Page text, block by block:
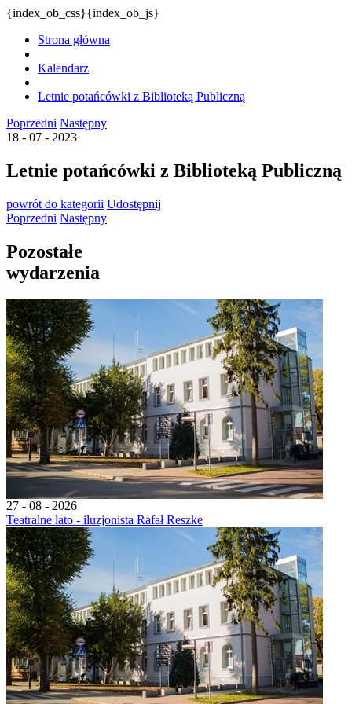
{index_ob_css}{index_ob_js}
Strona główna
Kalendarz
Letnie potańcówki z Biblioteką Publiczną
Poprzedni Następny
18 - 07 - 2023
Letnie potańcówki z Biblioteką Publiczną
powrót do kategorii Udostępnij
Poprzedni Następny
Pozostałe
wydarzenia
27 - 08 - 2026
Teatralne lato - iluzjonista Rafał Reszke